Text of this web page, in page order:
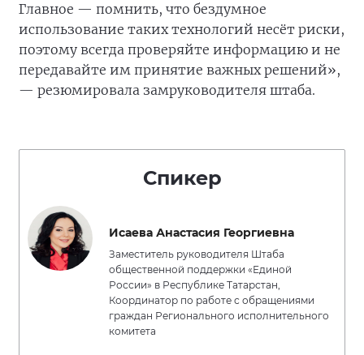
Главное — помнить, что бездумное
использование таких технологий несёт риски,
поэтому всегда проверяйте информацию и не
передавайте им принятие важных решений»,
— резюмировала замруководителя штаба.
Спикер
Исаева Анастасия Георгиевна
Заместитель руководителя Штаба
общественной поддержки «Единой
России» в Республике Татарстан,
Координатор по работе с обращениями
граждан Регионального исполнительного
комитета